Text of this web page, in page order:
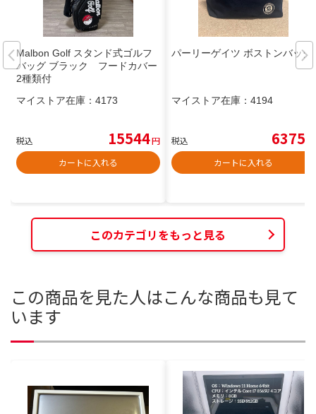
Malbon Golf スタンド式ゴルフ
バッグ ブラック フードカバー
2種類付
マイストア在庫： 4173
税込 15544円
カートに入れる
パーリーゲイツ ボストンバッグ
マイストア在庫： 4194
税込 6375
カートに入れる
このカテゴリをもっと見る
この商品を見た人はこんな商品も見て
います